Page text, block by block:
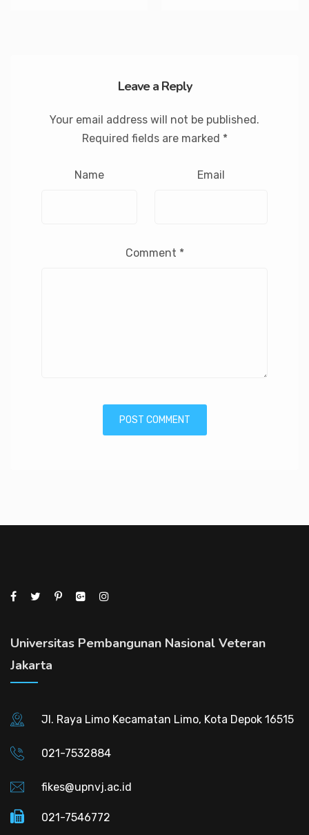
Leave a Reply
Your email address will not be published.
Required fields are marked *
Name Email
Comment *
Universitas Pembangunan Nasional Veteran
Jakarta
Jl. Raya Limo Kecamatan Limo, Kota Depok 16515
021-7532884
fikes@upnvj.ac.id
021-7546772